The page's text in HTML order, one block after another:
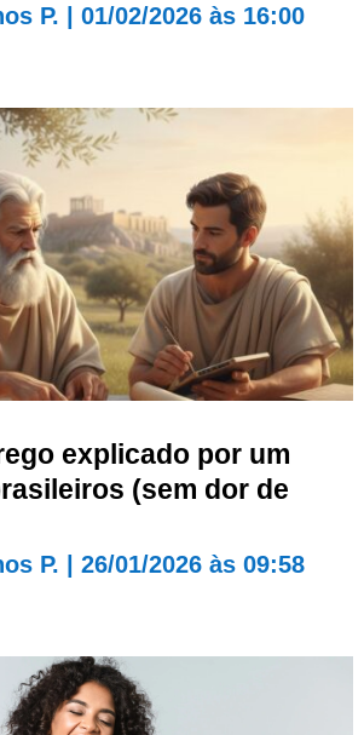
P. 01/02/2026 às 16:00
explicado por um
(sem dor de
P. 26/01/2026 às 09:58